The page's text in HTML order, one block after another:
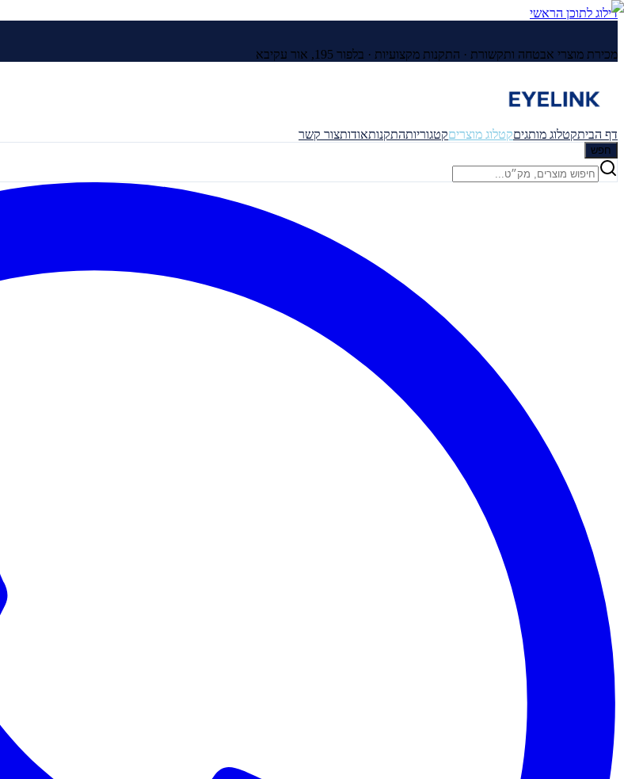
דילוג לתוכן הראשי
מכירת מוצרי אבטחה ותקשורת · התקנות מקצועיות · בלפור 195, אור עקיבא
דף הביתקטלוג מותגיםקטלוג מוצריםקטגוריותהתקנותאודותצור קשר
חפש